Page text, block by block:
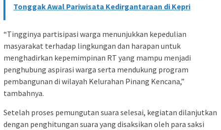
Tonggak Awal Pariwisata Kedirgantaraan di Kepri
“Tingginya partisipasi warga menunjukkan kepedulian
masyarakat terhadap lingkungan dan harapan untuk
menghadirkan kepemimpinan RT yang mampu menjadi
penghubung aspirasi warga serta mendukung program
pembangunan di wilayah Kelurahan Pinang Kencana,”
tambahnya.
Setelah proses pemungutan suara selesai, kegiatan dilanjutkan
dengan penghitungan suara yang disaksikan oleh para saksi